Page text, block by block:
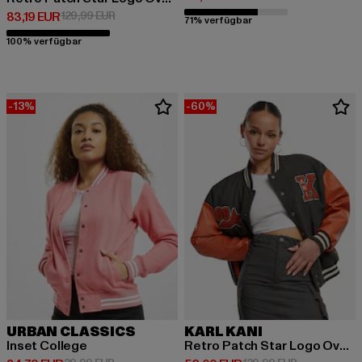
83,19 EUR
Derzeitiger Preis: 83,19 EUR
129,99 EURAktionspreis: 129,99 EUR
100% verfügbar
71% verfügbar
-13%
URBAN CLASSICS
Inset College
-60%
KARL KANI
Retro Patch Star Logo Oversized